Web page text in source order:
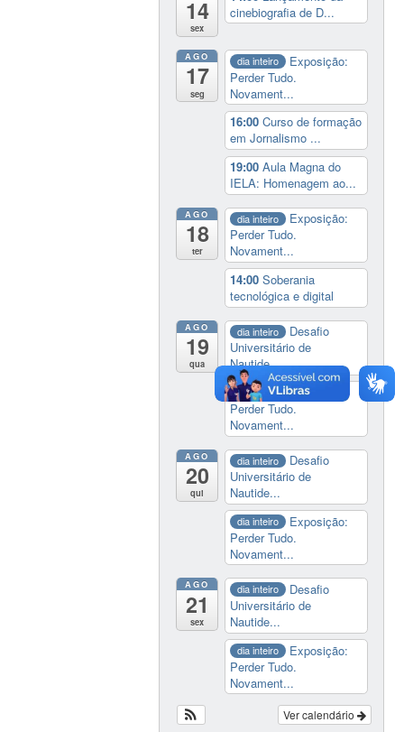
14
sex
cinebiografia de D...
AGO
17
seg
dia inteiro
Exposição:
Perder Tudo.
Novament...
16:00Curso de formação
em Jornalismo ...
19:00Aula Magna do
IELA: Homenagem ao...
AGO
18
ter
dia inteiro
Exposição:
Perder Tudo.
Novament...
14:00Soberania
tecnológica e digital
AGO
19
qua
dia inteiro
Desafio
Universitário de
Nautide...
dia inteiro
Exposição:
Perder Tudo.
Novament...
AGO
20
qui
dia inteiro
Desafio
Universitário de
Nautide...
dia inteiro
Exposição:
Perder Tudo.
Novament...
AGO
21
sex
dia inteiro
Desafio
Universitário de
Nautide...
dia inteiro
Exposição:
Perder Tudo.
Novament...
Ver calendário